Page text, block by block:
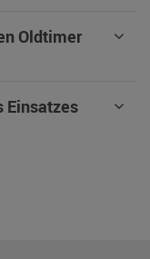
Oldtimer
Einsatzes